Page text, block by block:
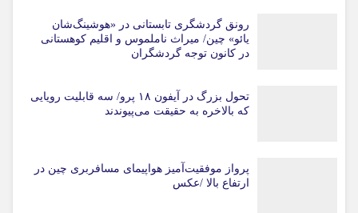
رونق گردشگری تابستانی در «هوشینگ‌شان
یائو» چین/ میراث ناملموس و اقلیم کوهستانی
در کانون توجه گردشگران
تحول بزرگ در آیفون ۱۸ پرو/ سه قابلیت رویایی
که بالاخره به حقیقت می‌پیوندند
پرواز موفقیت‌آمیز هواپیمای مسافربری چین در
ارتفاع بالا /عکس